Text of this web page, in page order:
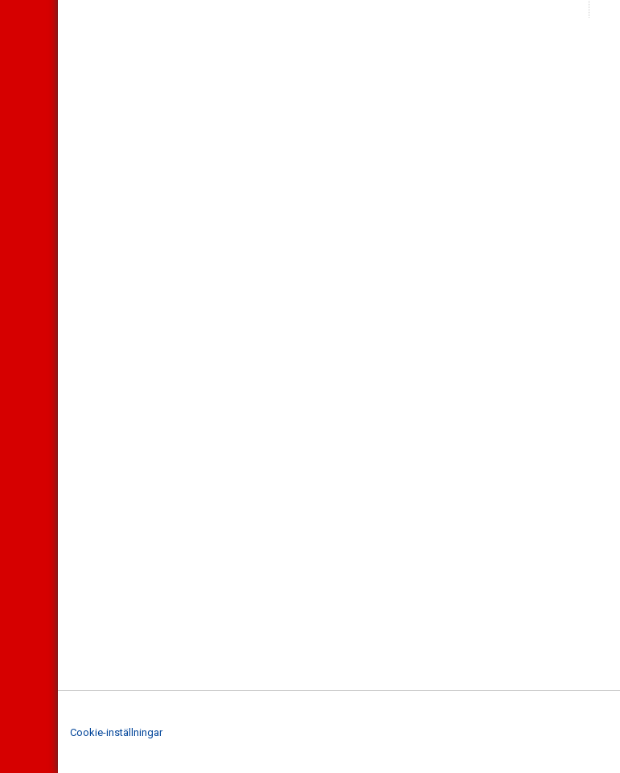
Cookie-inställningar